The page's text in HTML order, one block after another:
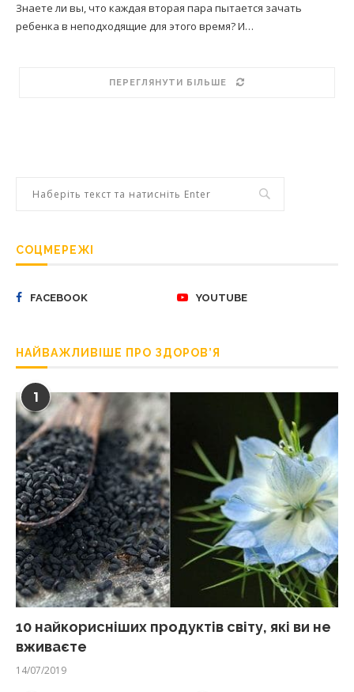
Знаете ли вы, что каждая вторая пара пытается зачать
ребенка в неподходящие для этого время? И…
ПЕРЕГЛЯНУТИ БІЛЬШЕ
СОЦМЕРЕЖІ
FACEBOOK YOUTUBE
НАЙВАЖЛИВІШЕ ПРО ЗДОРОВ’Я
1
10 найкорисніших продуктів світу, які ви не
вживаєте
14/07/2019